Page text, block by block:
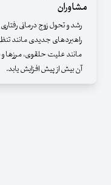
مشاوران
رشد و تحول زوج درمانی
راهبردهای جدیدی مانند
مانند علیت حلقوی، مرزها و
آن بیش از پیش افزایش یابد.